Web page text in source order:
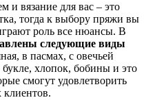
и вязание для вас – это
тогда к выбору пряжи вы
роль все нюансы. В
следующие виды
в пасмах, с овечьей
хлопок, бобины и это
смогут удовлетворить
клиентов.